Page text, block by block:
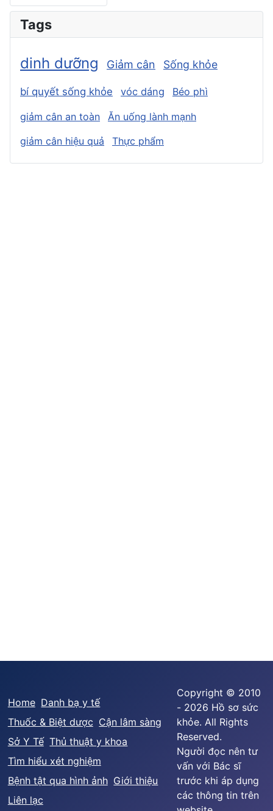
Tags
dinh dưỡng Giảm cân Sống khỏe
bí quyết sống khỏe vóc dáng Béo phì
giảm cân an toàn
Ăn uống lành mạnh
giảm cân hiệu quả
Thực phẩm
Home Danh bạ y tế
Thuốc & Biệt dược Cận lâm sàng
Sở Y Tế Thủ thuật y khoa
Tìm hiểu xét nghiệm
Bệnh tật qua hình ảnh Giới thiệu
Liên lạc
Copyright © 2010
- 2026 Hồ sơ sức
khỏe. All Rights
Reserved.
Người đọc nên tư
vấn với Bác sĩ
trước khi áp dụng
các thông tin trên